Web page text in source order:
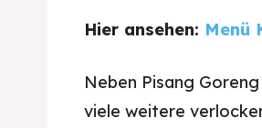
Hier ansehen: Menü
Neben Pisang
viele weitere